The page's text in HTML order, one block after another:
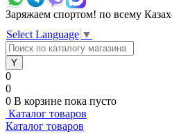
Заряжаем спортом! по всему
Select Language ▼
0
0
0 В корзине пока пусто
Каталог товаров
Каталог товаров